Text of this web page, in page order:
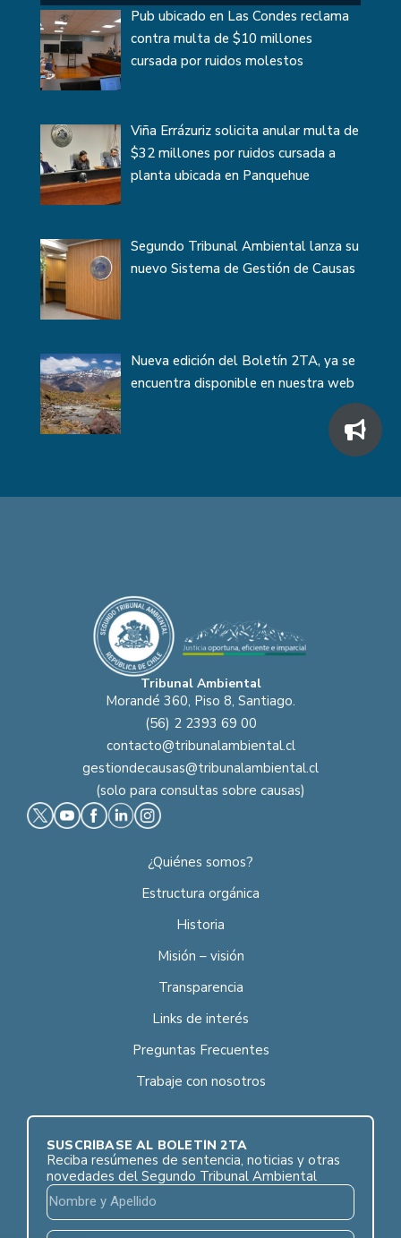
Pub ubicado en Las Condes reclama
contra multa de $10 millones
cursada por ruidos molestos
Viña Errázuriz solicita anular multa de
$32 millones por ruidos cursada a
planta ubicada en Panquehue
Segundo Tribunal Ambiental lanza su
nuevo Sistema de Gestión de Causas
Nueva edición del Boletín 2TA, ya se
encuentra disponible en nuestra web
Tribunal Ambiental
Morandé 360, Piso 8, Santiago.
(56) 2 2393 69 00
contacto@tribunalambiental.cl
gestiondecausas@tribunalambiental.cl
(solo para consultas sobre causas)
¿Quiénes somos?
Estructura orgánica
Historia
Misión – visión
Transparencia
Links de interés
Preguntas Frecuentes
Trabaje con nosotros
SUSCRÍBASE AL BOLETÍN 2TA
Reciba resúmenes de sentencia, noticias y otras
novedades del Segundo Tribunal Ambiental